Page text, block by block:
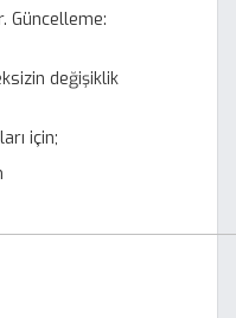
Güncelleme:
değişiklik
için;